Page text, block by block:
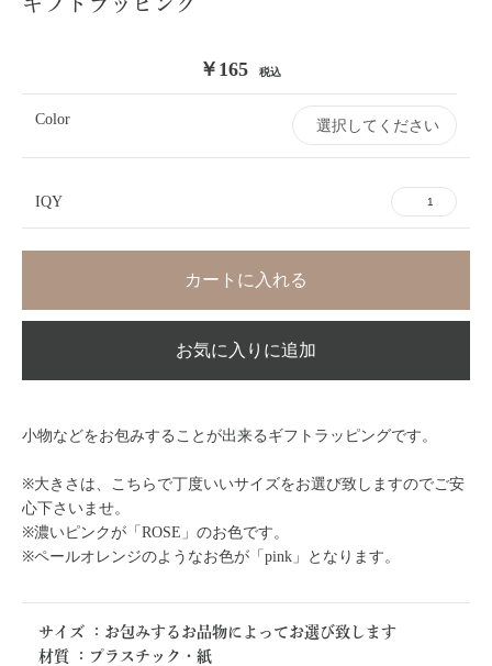
￥165 税込
Color
IQY
カートに入れる
お買い物を続ける カートへ進む
お気に入りに追加
小物などをお包みすることが出来るギフトラッピングです。
※大きさは、こちらで丁度いいサイズをお選び致しますのでご安
心下さいませ。
※濃いピンクが「ROSE」のお色です。
※ペールオレンジのようなお色が「pink」となります。
サイズ ： お包みするお品物によってお選び致します
材質 ： プラスチック・紙